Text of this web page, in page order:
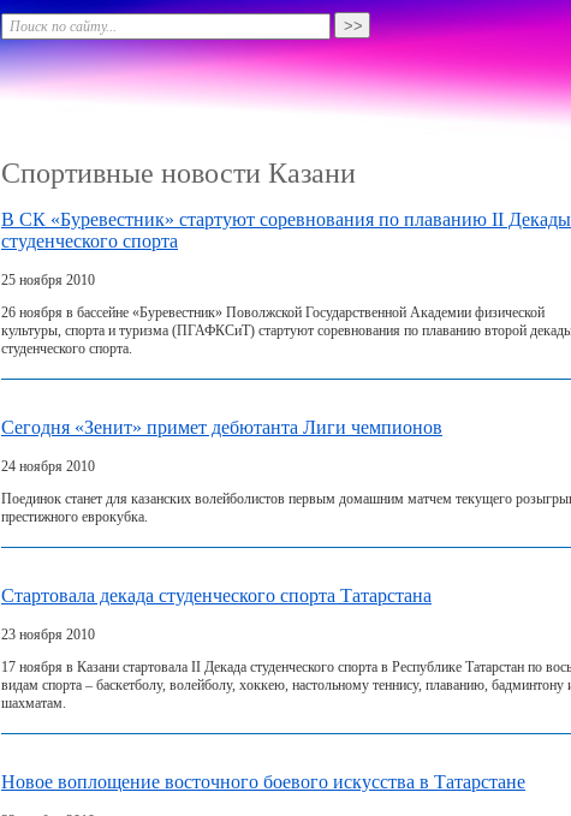
Спортивные новости Казани
В СК «Буревестник» стартуют соревнования по плаванию II Декады
студенческого спорта
25 ноября 2010
26 ноября в бассейне «Буревестник» Поволжской Государственной Академии физической
культуры, спорта и туризма (ПГАФКСиТ) стартуют соревнования по плаванию второй
студенческого спорта.
Сегодня «Зенит» примет дебютанта Лиги чемпионов
24 ноября 2010
Поединок станет для казанских волейболистов первым домашним матчем текущего
престижного еврокубка.
Стартовала декада студенческого спорта Татарстана
23 ноября 2010
17 ноября в Казани стартовала II Декада студенческого спорта в Республике Татарстан по
видам спорта – баскетболу, волейболу, хоккею, настольному теннису, плаванию, бадминтону
шахматам.
Новое воплощение восточного боевого искусства в Татарстане